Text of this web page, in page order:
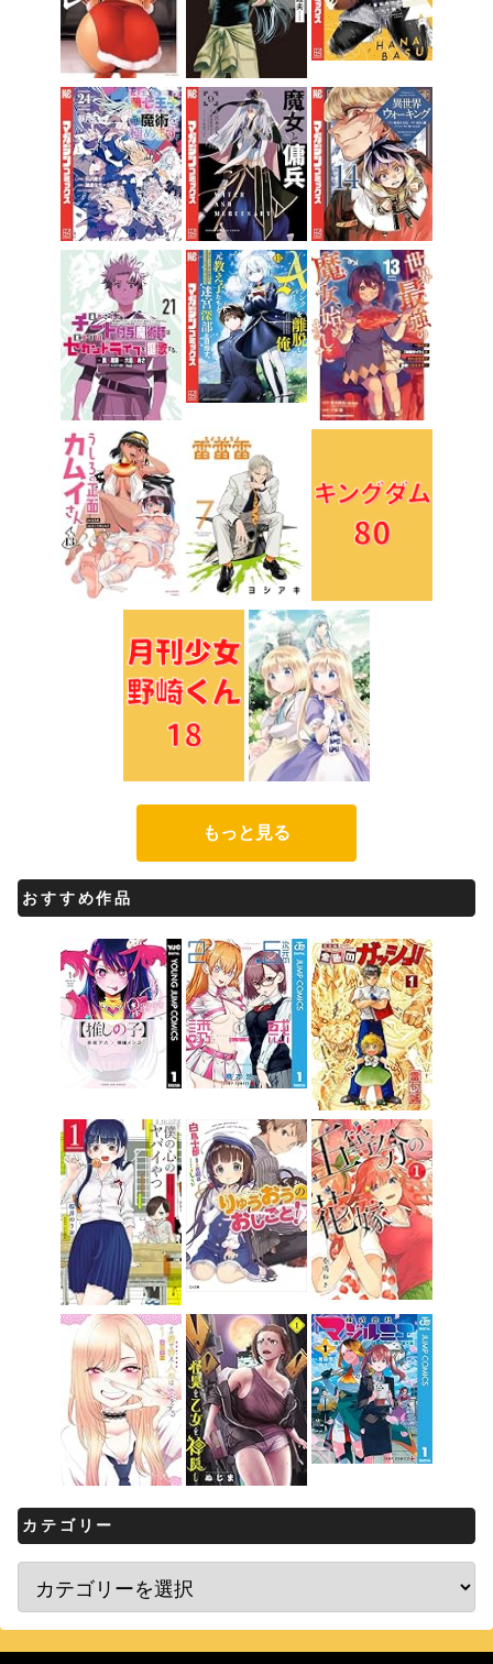
もっと見る
おすすめ作品
カテゴリー